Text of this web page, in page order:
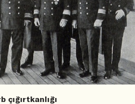
çığırtkanlığı